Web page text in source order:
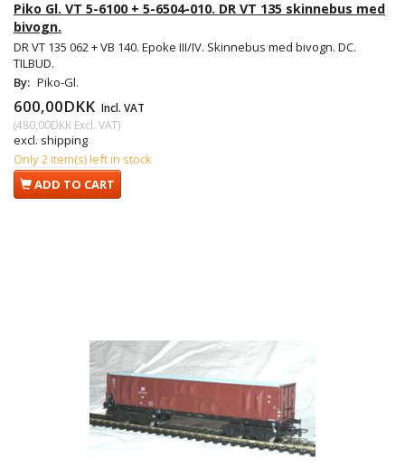
Piko Gl. VT 5-6100 + 5-6504-010. DR VT 135 skinnebus med
bivogn.
DR VT 135 062 + VB 140. Epoke III/IV. Skinnebus med bivogn. DC.
TILBUD.
By: Piko-Gl.
600,00DKK Incl. VAT
(480,00DKK Excl. VAT)
excl. shipping
Only 2 item(s) left in stock
ADD TO CART